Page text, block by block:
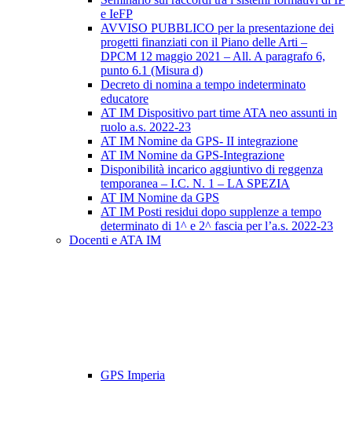
e IeFP
AVVISO PUBBLICO per la presentazione dei
progetti finanziati con il Piano delle Arti –
DPCM 12 maggio 2021 – All. A paragrafo 6,
punto 6.1 (Misura d)
Decreto di nomina a tempo indeterminato
educatore
AT IM Dispositivo part time ATA neo assunti in
ruolo a.s. 2022-23
AT IM Nomine da GPS- II integrazione
AT IM Nomine da GPS-Integrazione
Disponibilità incarico aggiuntivo di reggenza
temporanea – I.C. N. 1 – LA SPEZIA
AT IM Nomine da GPS
AT IM Posti residui dopo supplenze a tempo
determinato di 1^ e 2^ fascia per l’a.s. 2022-23
Docenti e ATA IM
GPS Imperia